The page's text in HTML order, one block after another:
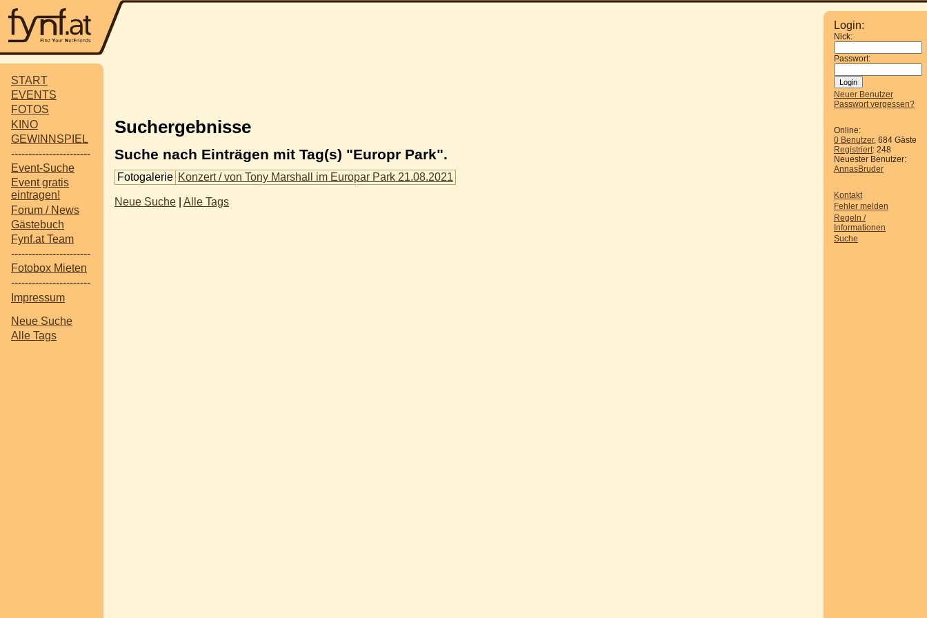
START
EVENTS
FOTOS
KINO
GEWINNSPIEL
-----------------------
Event-Suche
Event gratis
eintragen!
Forum / News
Gästebuch
Fynf.at Team
-----------------------
Fotobox Mieten
-----------------------
Impressum
Neue Suche
Alle Tags
Login:
Nick:
Passwort:
Neuer Benutzer
Passwort vergessen?
Online:
0 Benutzer, 684 Gäste
Registriert: 248
Neuester Benutzer:
AnnasBruder
Kontakt
Fehler melden
Regeln /
Informationen
Suche
Suchergebnisse
Suche nach Einträgen mit Tag(s) "Europr Park".
Fotogalerie Konzert / von Tony Marshall im Europar Park 21.08.2021
Neue Suche Alle Tags